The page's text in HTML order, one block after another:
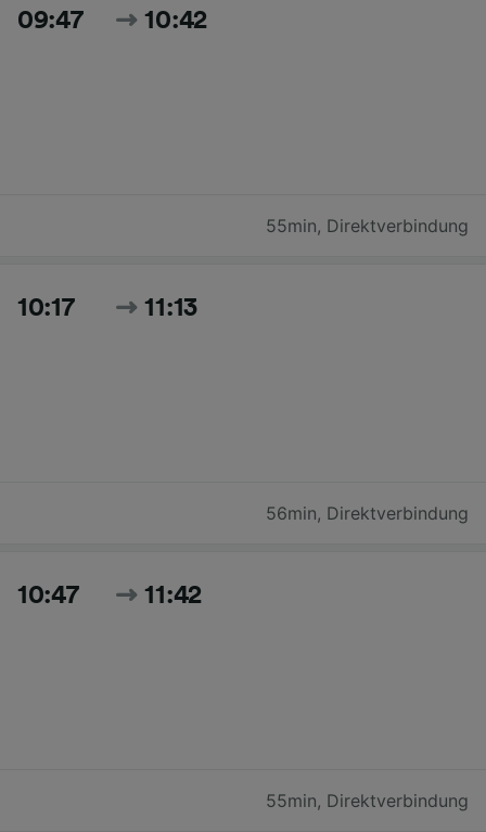
09:47 10:42
55min, Direktverbindung
10:17 11:13
56min, Direktverbindung
10:47 11:42
55min, Direktverbindung